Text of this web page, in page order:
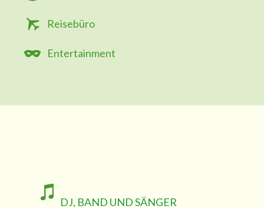
Reisebüro
Entertainment
DJ, BAND UND SÄNGER